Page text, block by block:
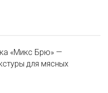
«Микс Брю» —
для мясных